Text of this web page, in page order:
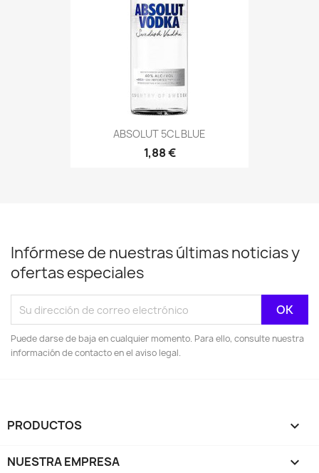
ABSOLUT 5CL BLUE
1,88 €
Infórmese de nuestras últimas noticias y
ofertas especiales
Puede darse de baja en cualquier momento. Para ello, consulte nuestra
información de contacto en el aviso legal.
PRODUCTOS 
NUESTRA EMPRESA 